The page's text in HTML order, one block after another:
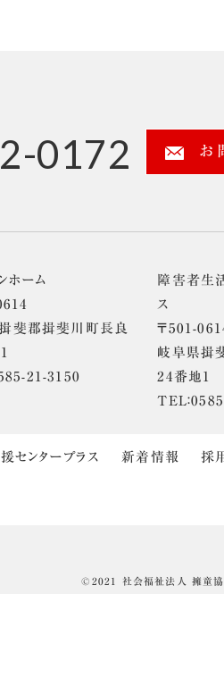
0172 お
ホーム
斐郡揖斐川町長良
21-3150
障害者生
ス
〒501-
岐阜県揖
24番地1
TEL：
センタープラス 新着情報 採
©2021 社会福祉法人 擁童協